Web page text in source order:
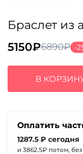
Браслет из
6890₽
цена
составляла
6890₽.
5150₽
Текущая
цена:
5150₽.
-
В
Оплатить
1287.5 ₽ сегодня
и 3862.5₽ потом,